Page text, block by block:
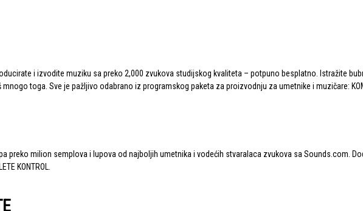
i izvodite muziku sa preko 2,000 zvukova studijskog kvaliteta – potpuno besplatno. Istražite
toga. Sve je pažljivo odabrano iz programskog paketa za proizvodnju za umetnike i muzičare:
preko milion semplova i lupova od najboljih umetnika i vodećih stvaralaca zvukova saSounds.com.
KONTROL.